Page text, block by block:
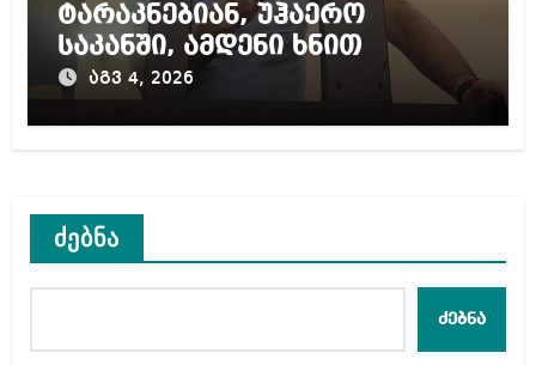
ტარაკნებიან, უჰაერო
საკანში, ამდენი ხნით
სამარტოო საკანში
მოთავსება, საერთაშორისო
აგვ 4, 2026
ძებნა
ძებნა